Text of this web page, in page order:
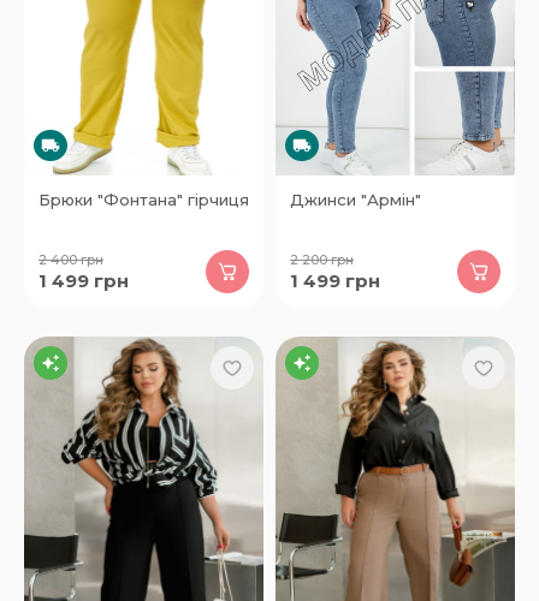
Брюки "Фонтана" гірчиця
2 400грн
1 499 грн
Джинси "Армін"
2 200грн
1 499 грн